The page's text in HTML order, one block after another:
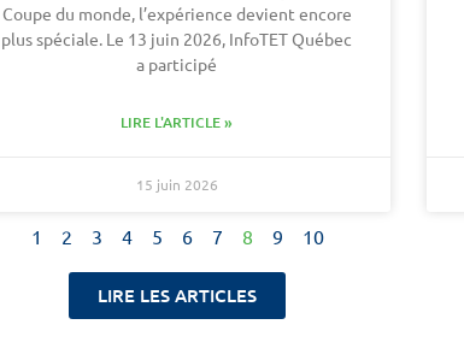
Coupe du monde, l’expérience devient encore
plus spéciale. Le 13 juin 2026, InfoTET Québec
a participé
LIRE L'ARTICLE »
15 juin 2026
1 2 3 4 5 6 7 8 9 10
LIRE LES ARTICLES